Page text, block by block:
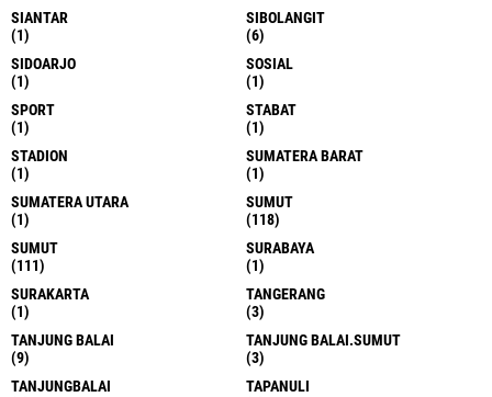
SIANTAR
(1)
SIBOLANGIT
(6)
SIDOARJO
(1)
SOSIAL
(1)
SPORT
(1)
STABAT
(1)
STADION
(1)
SUMATERA BARAT
(1)
SUMATERA UTARA
(1)
SUMUT
(118)
SUMUT
(111)
SURABAYA
(1)
SURAKARTA
(1)
TANGERANG
(3)
TANJUNG BALAI
(9)
TANJUNG BALAI.SUMUT
(3)
TANJUNGBALAI
TAPANULI